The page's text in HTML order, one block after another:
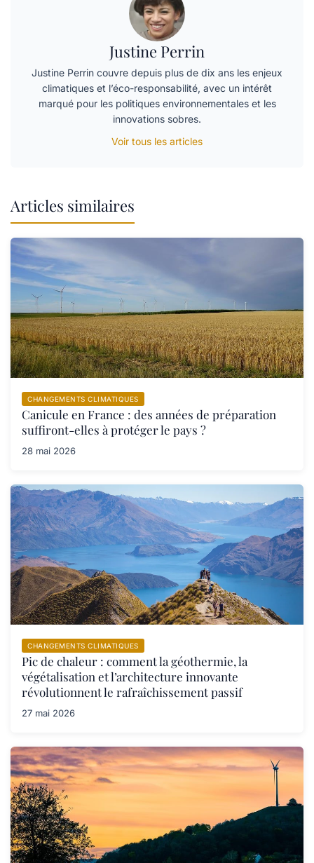
Justine Perrin
Justine Perrin couvre depuis plus de dix ans les enjeux
climatiques et l’éco-responsabilité, avec un intérêt
marqué pour les politiques environnementales et les
innovations sobres.
Voir tous les articles
Articles similaires
CHANGEMENTS CLIMATIQUES
Canicule en France : des années de préparation
suffiront-elles à protéger le pays ?
28 mai 2026
CHANGEMENTS CLIMATIQUES
Pic de chaleur : comment la géothermie, la
végétalisation et l’architecture innovante
révolutionnent le rafraîchissement passif
27 mai 2026